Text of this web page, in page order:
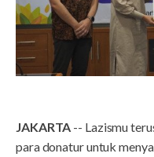
JAKARTA -- Lazismu
para donatur untuk